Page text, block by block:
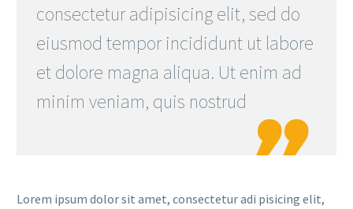
consectetur adipisicing elit, sed do
eiusmod tempor incididunt ut labore
et dolore magna aliqua. Ut enim ad
minim veniam, quis nostrud

Lorem ipsum dolor sit amet, consectetur adi pisicing elit,